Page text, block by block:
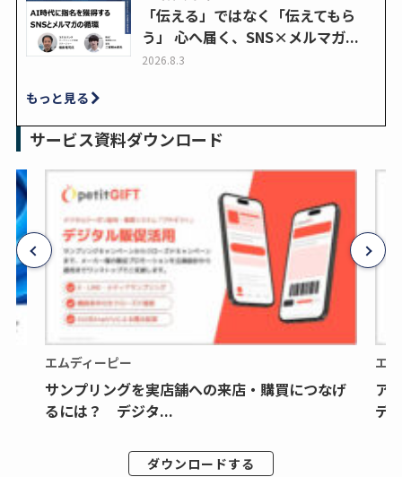
「伝える」ではなく「伝えてもら
う」 心へ届く、SNS×メルマガ...
2026.8.3
もっと見る
サービス資料ダウンロード
エムディーピー
サンプリングを実店舗への来店・購買につなげ
るには？ デジタ...
ダウンロードする
エ
ア
デ